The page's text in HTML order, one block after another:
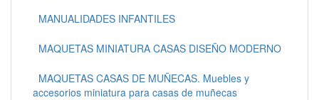
MANUALIDADES INFANTILES
MAQUETAS MINIATURA CASAS DISEÑO MODERNO
MAQUETAS CASAS DE MUÑECAS. Muebles y
accesorios miniatura para casas de muñecas